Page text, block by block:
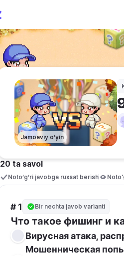
Jamoaviy o‘yin
20 ta savol
Noto‘g‘ri javobga ruxsat berish
# 1 Bir nechta javob varianti
Что такое фишинг и
Вирусная атака,
Мошенническая